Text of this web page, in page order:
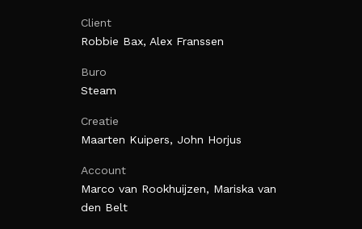
Client
Robbie Bax, Alex Franssen
Buro
Steam
Creatie
Maarten Kuipers, John Horjus
Account
Marco van Rookhuijzen, Mariska van
den Belt